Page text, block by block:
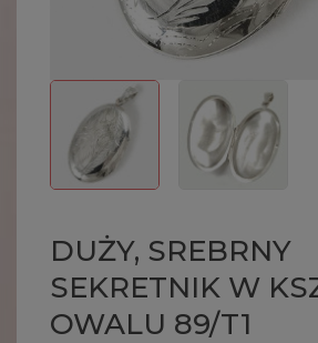
DUŻY, SREBRNY
SEKRETNIK W
OWALU 89/T1